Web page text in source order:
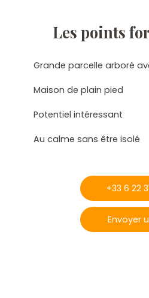
Les points
Grande parcelle arboré
Maison de plain pied
Potentiel intéressant
Au calme sans être isolé
+33 6 22
Envoyer